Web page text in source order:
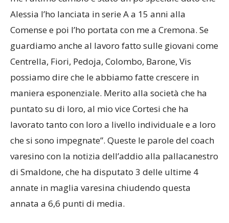
Alessia l’ho lanciata in serie A a 15 anni alla
Comense e poi l’ho portata con me a Cremona. Se
guardiamo anche al lavoro fatto sulle giovani come
Centrella, Fiori, Pedoja, Colombo, Barone, Vis
possiamo dire che le abbiamo fatte crescere in
maniera esponenziale. Merito alla società che ha
puntato su di loro, al mio vice Cortesi che ha
lavorato tanto con loro a livello individuale e a loro
che si sono impegnate”. Queste le parole del coach
varesino con la notizia dell’addio alla pallacanestro
di Smaldone, che ha disputato 3 delle ultime 4
annate in maglia varesina chiudendo questa
annata a 6,6 punti di media.